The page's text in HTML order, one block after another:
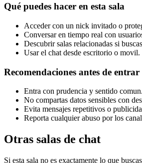
Qué puedes hacer en esta sala
Acceder con un nick invitado o
Conversar en tiempo real con
Descubrir salas relacionadas si
Usar el chat desde escritorio o movil.
Recomendaciones antes de entrar
Entra con prudencia y sentido comun.
No compartas datos sensibles con
Evita mensajes repetitivos o
Reporta cualquier abuso por los
Otras salas de chat
Si esta sala no es exactamente lo que